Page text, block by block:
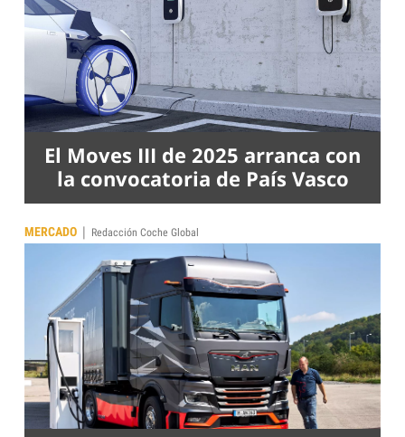
El Moves III de 2025 arranca con
la convocatoria de País Vasco
MERCADO | Redacción Coche Global